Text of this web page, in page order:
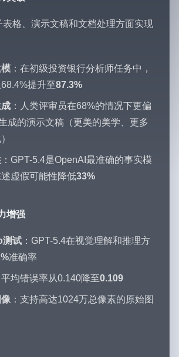
表格、演示文稿和文档处理方面实现
：在初级投资银行分析师任务中，
提升至87.3%
：人类评审员在68%的情况下更偏
成的演示文稿（更美的美学、更多
：GPT-5.4是OpenAI最准确的事实模
虚假可能性降低33%
增强
测试 ：GPT-5.4在视觉理解和推理方
准确率
平均错误率从0.140降至0.109
：支持高达1024万总像素的原始图